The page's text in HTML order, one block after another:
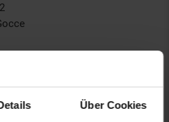
Über Cookies
23, 33014 Bad
Bad Driburg